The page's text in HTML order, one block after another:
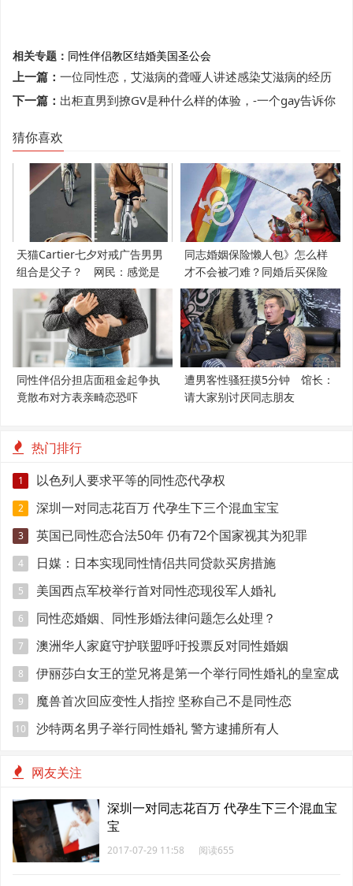
相关专题： 同性伴侣教区结婚美国圣公会
上一篇： 一位同性恋，艾滋病的聋哑人讲述感染艾滋病的经历
下一篇： 出柜直男到撩GV是种什么样的体验，-一个gay告诉你
猜你喜欢
天猫Cartier七夕对戒广告男男
组合是父子？ 网民：感觉是
支持LGBT
同志婚姻保险懒人包》怎么样
才不会被刁难？同婚后买保险
必知5件事
同性伴侣分担店面租金起争执
竟散布对方表亲畸恋恐吓
遭男客性骚狂摸5分钟 馆长：
请大家别讨厌同志朋友
热门排行
1 以色列人要求平等的同性恋代孕权
2 深圳一对同志花百万 代孕生下三个混血宝宝
3 英国已同性恋合法50年 仍有72个国家视其为犯罪
4 日媒：日本实现同性情侣共同贷款买房措施
5 美国西点军校举行首对同性恋现役军人婚礼
6 同性恋婚姻、同性形婚法律问题怎么处理？
7 澳洲华人家庭守护联盟呼吁投票反对同性婚姻
8
伊丽莎白女王的堂兄将是第一个举行同性婚礼的皇室成
员
9 魔兽首次回应变性人指控 坚称自己不是同性恋
10 沙特两名男子举行同性婚礼 警方逮捕所有人
网友关注
深圳一对同志花百万 代孕生下三个混血宝
宝
2017-07-29 11:58 阅读655